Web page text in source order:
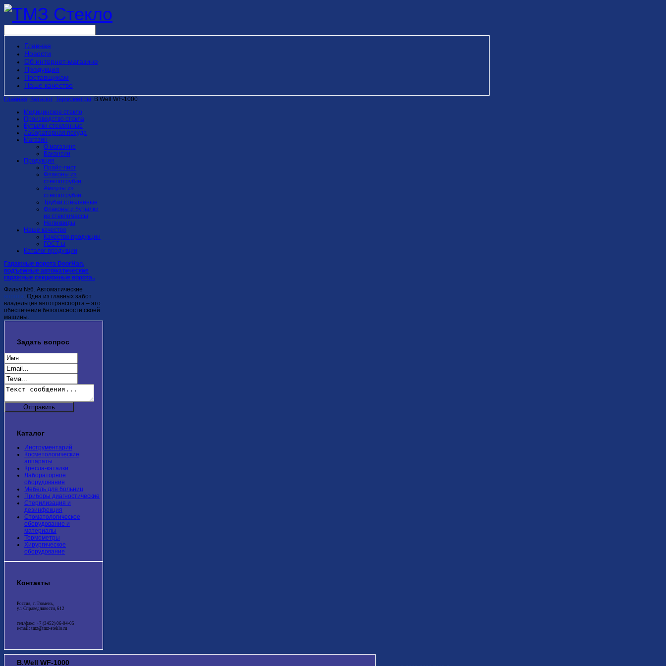
Главная
Новости
Об интернет-магазине
Продукция
Поставщикам
Наше качество
Главная Каталог Термометры
B.Well WF-1000
Медицинское стекло
Производство стекла
Бутылки стеклянные
Лабораторная посуда
Магазин
О магазине
Вакансии
Продукция
Прайс-лист
Флаконы из
стеклотрубки
Ампулы из
стеклотрубки
Трубки стеклянные
Флаконы и бутылки
из стекломассы
Неликвиды
Наше качество
Качество продукции
ГОСТ-ы
Каталог продукции
Гаражные ворота DoorHan,
подъемные автоматические
гаражные секционные ворота..
Фильм №6. Автоматические
ворота. Одна из главных забот
владельцев автотранспорта – это
обеспечение безопасности своей
машины.
Задать вопрос
Каталог
Инструментарий
Косметологические
аппараты
Кресла-каталки
Лабораторное
оборудование
Мебель для больниц
Приборы диагностические
Стерилизация и
дезинфекция
Стоматологическое
оборудование и
материалы
Термометры
Хирургическое
оборудование
Контакты
Россия, г. Тюмень,
ул. Справедливости, 612
тел./факс: +7 (3452) 06-04-05
e-mail: tmz@tmz-steklo.ru
B.Well WF-1000